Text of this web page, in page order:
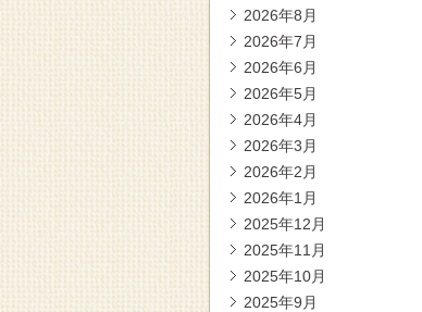
2026年8月
2026年7月
2026年6月
2026年5月
2026年4月
2026年3月
2026年2月
2026年1月
2025年12月
2025年11月
2025年10月
2025年9月